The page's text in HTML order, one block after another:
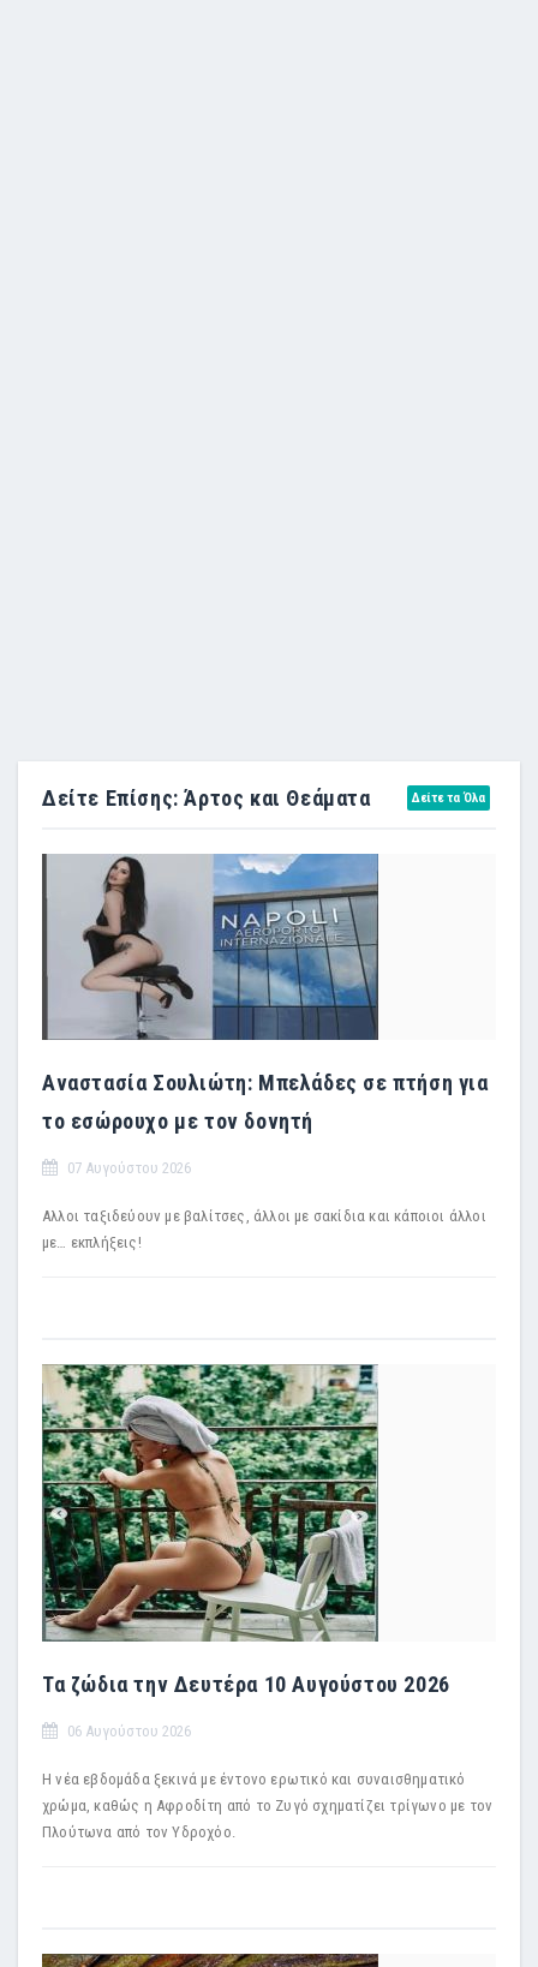
Δείτε Επίσης: Άρτος και Θεάματα Δείτε τα Όλα
Αναστασία Σουλιώτη: Μπελάδες σε πτήση για
το εσώρουχο με τον δονητή
07 Αυγούστου 2026
Αλλοι ταξιδεύουν με βαλίτσες, άλλοι με σακίδια και κάποιοι άλλοι
με… εκπλήξεις!
Τα ζώδια την Δευτέρα 10 Αυγούστου 2026
06 Αυγούστου 2026
Η νέα εβδομάδα ξεκινά με έντονο ερωτικό και συναισθηματικό
χρώμα, καθώς η Αφροδίτη από το Ζυγό σχηματίζει τρίγωνο με τον
Πλούτωνα από τον Υδροχόο.